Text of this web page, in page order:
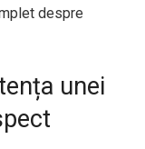
despre
unei